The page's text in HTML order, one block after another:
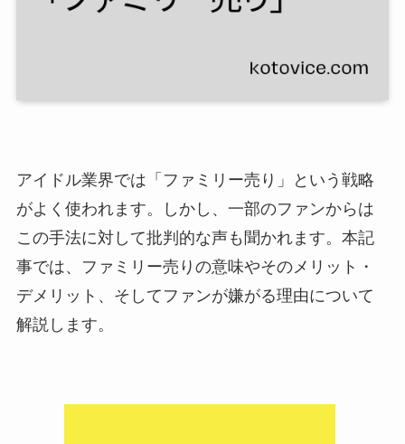
アイドル業界では「ファミリー売り」という戦略
がよく使われます。しかし、一部のファンからは
この手法に対して批判的な声も聞かれます。本記
事では、ファミリー売りの意味やそのメリット・
デメリット、そしてファンが嫌がる理由について
解説します。